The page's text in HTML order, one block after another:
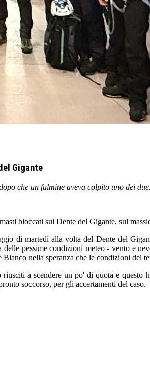
Gigante
che un fulmine aveva colpito uno dei
bloccati sul Dente del Gigante, sul
di martedì alla volta del Dente del
pessime condizioni meteo - vento e
nella speranza che le condizioni del
a scendere un po' di quota e
soccorso, per gli accertamenti del caso.